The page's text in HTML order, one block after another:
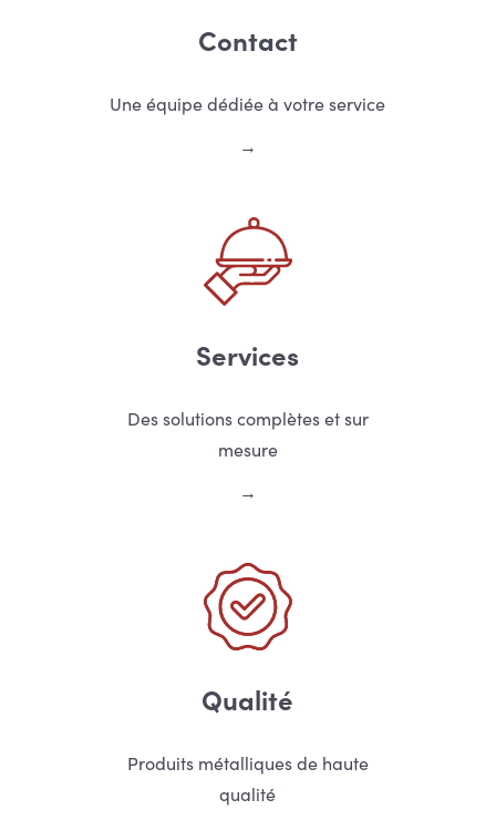
Contact
Une équipe dédiée à votre service
Services
Des solutions complètes et sur
mesure
Qualité
Produits métalliques de haute
qualité